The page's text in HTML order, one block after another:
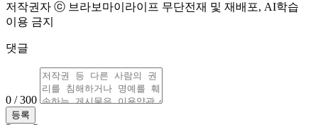
저작권자 ⓒ 브라보마이라이프 무단전재 및 재배포, AI학습
이용 금지
댓글
0 / 300